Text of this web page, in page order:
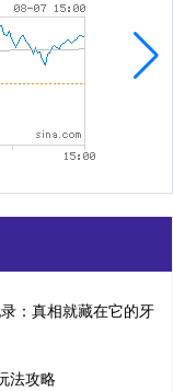
：真相就藏在它的牙
法攻略